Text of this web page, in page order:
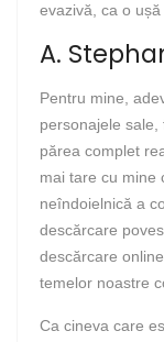
evazivă, ca o
A.
Pentru mine,
personajele
părea complet
mai tare cu mine
neîndoielnică a
descărcare
descărcare
temelor noastre
Ca cineva care